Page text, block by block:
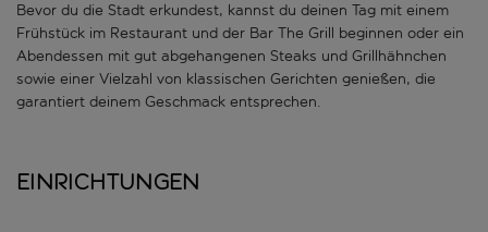
Bevor du die Stadt erkundest, kannst du deinen Tag mit einem
Frühstück im Restaurant und der Bar The Grill beginnen oder ein
Abendessen mit gut abgehangenen Steaks und Grillhähnchen
sowie einer Vielzahl von klassischen Gerichten genießen, die
garantiert deinem Geschmack entsprechen.
Einrichtungen